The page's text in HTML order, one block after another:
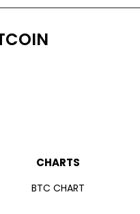
CHARTS
BTC CHART